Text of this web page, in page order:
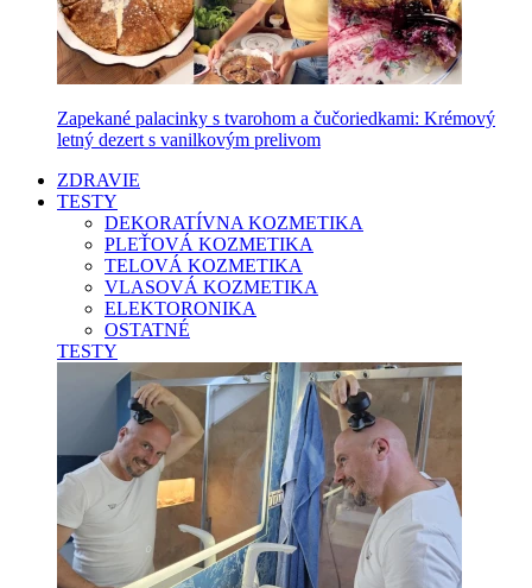
Zapekané palacinky s tvarohom a čučoriedkami: Krémový
letný dezert s vanilkovým prelivom
ZDRAVIE
TESTY
DEKORATÍVNA KOZMETIKA
PLEŤOVÁ KOZMETIKA
TELOVÁ KOZMETIKA
VLASOVÁ KOZMETIKA
ELEKTORONIKA
OSTATNÉ
TESTY